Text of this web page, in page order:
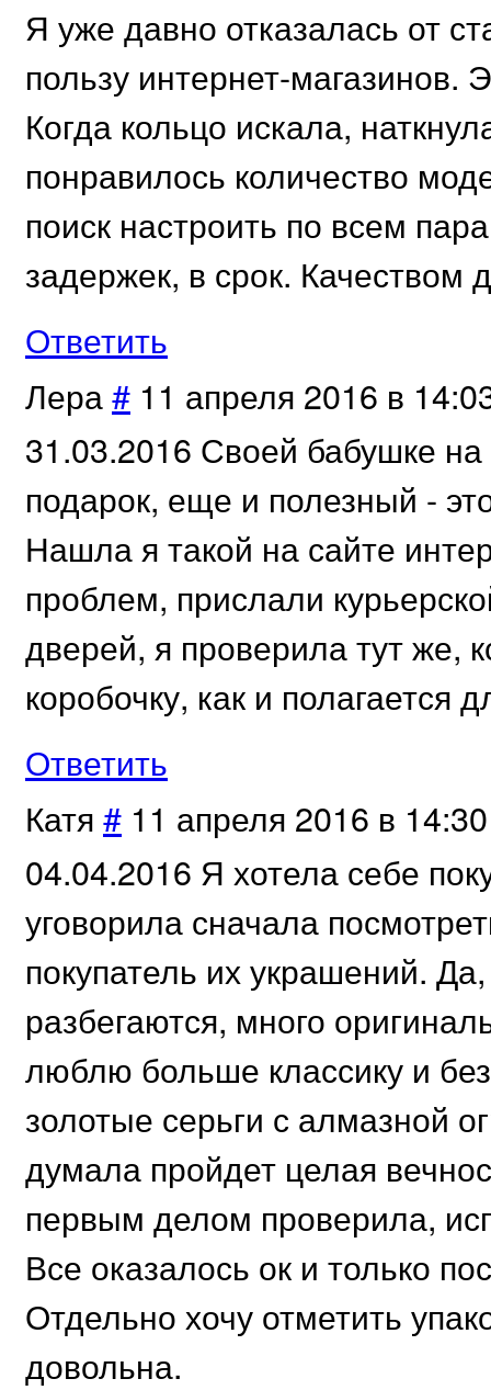
Я уже давно отказалась от
пользу интернет-магазинов.
Когда кольцо искала,
понравилось количество
поиск настроить по всем
задержек, в срок. Качеством
Ответить
Лера# 11 апреля 2016 в
31.03.2016 Своей бабушке
подарок, еще и полезный -
Нашла я такой на сайте
проблем, прислали
дверей, я проверила тут же,
коробочку, как и полагается
Ответить
Катя # 11 апреля 2016 в 14:30
04.04.2016 Я хотела себе
уговорила сначала
покупатель их украшений.
разбегаются, много
люблю больше классику и
золотые серьги с алмазной
думала пройдет целая
первым делом проверила,
Все оказалось ок и только
Отдельно хочу отметить
довольна.